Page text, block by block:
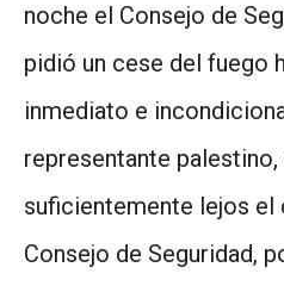
noche el Consejo de
pidió un cese del fuego
inmediato e
representante
suficientemente lejos el
Consejo de Seguridad,